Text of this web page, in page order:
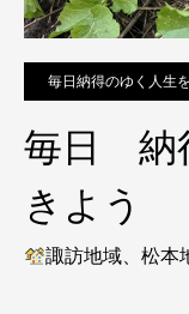
毎日納得のゆく人生を
毎日 納
きよう
諏訪地域、松本